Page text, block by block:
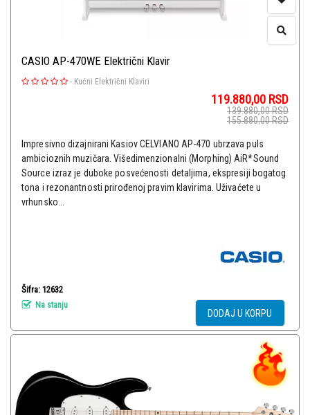
CASIO AP-470WE Električni Klavir
- Kućni Električni Klaviri
119.880,00 RSD
139.880,00RSD
155.880,00RSD
Impresivno dizajnirani Kasiov CELVIANO AP-470 ubrzava puls
ambicioznih muzičara. Višedimenzionalni (Morphing) AiR*Sound
Source izraz je duboke posvećenosti detaljima, ekspresiji bogatog
tona i rezonantnosti prirođenoj pravim klavirima. Uživaćete u
vrhunsko...
Šifra: 12632
Na stanju
DODAJ U KORPU